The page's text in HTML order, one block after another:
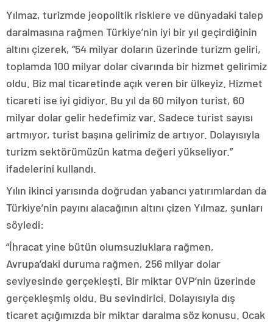
Yılmaz, turizmde jeopolitik risklere ve dünyadaki talep
daralmasına rağmen Türkiye’nin iyi bir yıl geçirdiğinin
altını çizerek, “54 milyar doların üzerinde turizm geliri,
toplamda 100 milyar dolar civarında bir hizmet gelirimiz
oldu. Biz mal ticaretinde açık veren bir ülkeyiz. Hizmet
ticareti ise iyi gidiyor. Bu yıl da 60 milyon turist, 60
milyar dolar gelir hedefimiz var. Sadece turist sayısı
artmıyor, turist başına gelirimiz de artıyor. Dolayısıyla
turizm sektörümüzün katma değeri yükseliyor.”
ifadelerini kullandı.
Yılın ikinci yarısında doğrudan yabancı yatırımlardan da
Türkiye’nin payını alacağının altını çizen Yılmaz, şunları
söyledi:
“İhracat yine bütün olumsuzluklara rağmen,
Avrupa’daki duruma rağmen, 256 milyar dolar
seviyesinde gerçekleşti. Bir miktar OVP’nin üzerinde
gerçekleşmiş oldu. Bu sevindirici. Dolayısıyla dış
ticaret açığımızda bir miktar daralma söz konusu. Ocak